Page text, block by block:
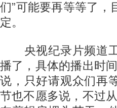
们”可能要再等等了，
定。
央视纪录片频道工
播了，具体的播出时
说，只好请观众们再
节也不愿多说，不过